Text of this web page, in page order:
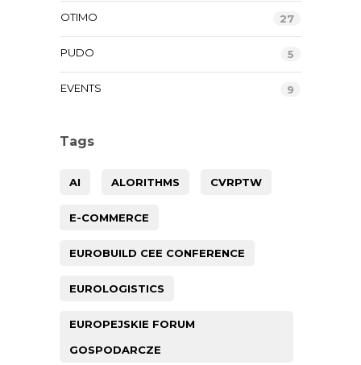
OTIMO 27
PUDO 5
EVENTS 9
Tags
AI ALORITHMS CVRPTW
E-COMMERCE
EUROBUILD CEE CONFERENCE
EUROLOGISTICS
EUROPEJSKIE FORUM
GOSPODARCZE